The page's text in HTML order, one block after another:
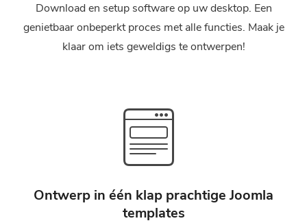
Download en setup software op uw desktop. Een
genietbaar onbeperkt proces met alle functies. Maak je
klaar om iets geweldigs te ontwerpen!
Ontwerp in één klap prachtige Joomla
templates